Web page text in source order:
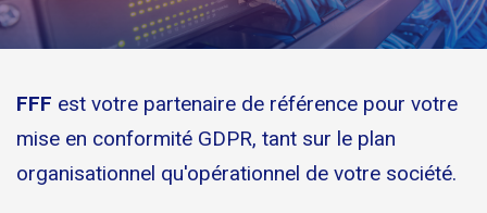
FFF est votre partenaire de référence pour votre
mise en conformité GDPR, tant sur le plan
organisationnel qu'opérationnel de votre société.